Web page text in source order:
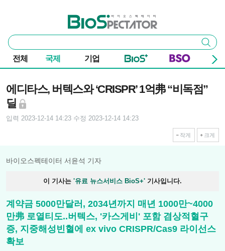
바이오스펙테이터
통
합
검
색
검색
전체 국제 기업
에디타스, 버텍스와 ‘CRISPR’ 1억弗 “비독점”
딜
입력 2023-12-14 14:23 수정 2023-12-14 14:23
작게 크게
바이오스펙테이터 서윤석 기자
이 기사는 '유료 뉴스서비스 BioS+' 기사입니다.
계약금 5000만달러, 2034년까지 매년 1000만~4000
만弗 로열티도..버텍스, '카스게비' 포함 겸상적혈구
증, 지중해성빈혈에 ex vivo CRISPR/Cas9 라이선스
확보